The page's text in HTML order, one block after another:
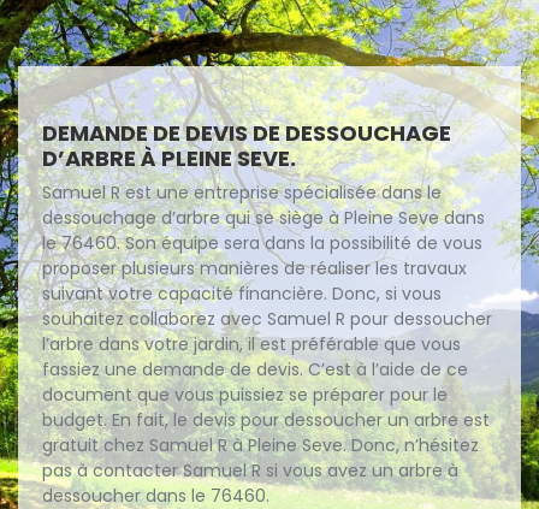
DEMANDE DE DEVIS DE DESSOUCHAGE
D’ARBRE À PLEINE SEVE.
Samuel R est une entreprise spécialisée dans le
dessouchage d’arbre qui se siège à Pleine Seve dans
le 76460. Son équipe sera dans la possibilité de vous
proposer plusieurs manières de réaliser les travaux
suivant votre capacité financière. Donc, si vous
souhaitez collaborez avec Samuel R pour dessoucher
l’arbre dans votre jardin, il est préférable que vous
fassiez une demande de devis. C’est à l’aide de ce
document que vous puissiez se préparer pour le
budget. En fait, le devis pour dessoucher un arbre est
gratuit chez Samuel R à Pleine Seve. Donc, n’hésitez
pas à contacter Samuel R si vous avez un arbre à
dessoucher dans le 76460.